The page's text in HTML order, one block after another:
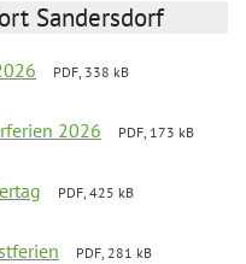
Sandersdorf
PDF, 338 kB
2026
PDF, 173 kB
PDF, 425 kB
PDF, 281 kB